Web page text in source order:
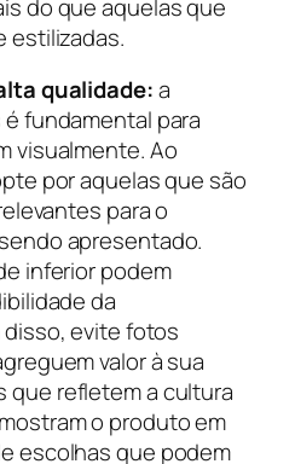
do que aquelas que
estilizadas.
qualidade:a
fundamental para
visualmente. Ao
por aquelas que são
para o
apresentado.
inferior podem
da
evite fotos
valor à sua
que refletem a cultura
o produto em
escolhas que podem